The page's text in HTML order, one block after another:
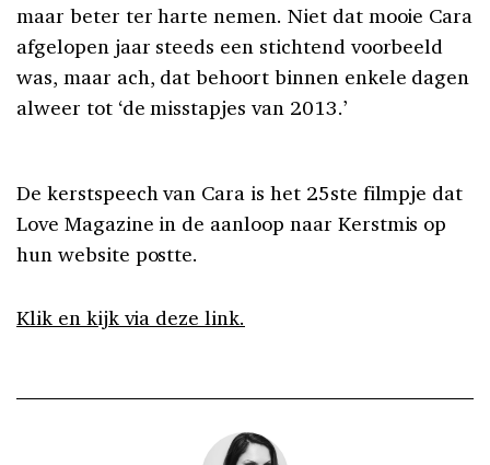
maar beter ter harte nemen. Niet dat mooie Cara
afgelopen jaar steeds een stichtend voorbeeld
was, maar ach, dat behoort binnen enkele dagen
alweer tot ‘de misstapjes van 2013.’
De kerstspeech van Cara is het 25ste filmpje dat
Love Magazine in de aanloop naar Kerstmis op
hun website postte.
Klik en kijk via deze link.